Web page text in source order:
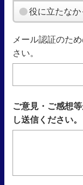
役に立たなか
メール認証のた
さい。
ご意見・ご感想
し送信ください。